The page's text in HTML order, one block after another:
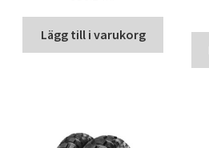
Lägg till i varukorg